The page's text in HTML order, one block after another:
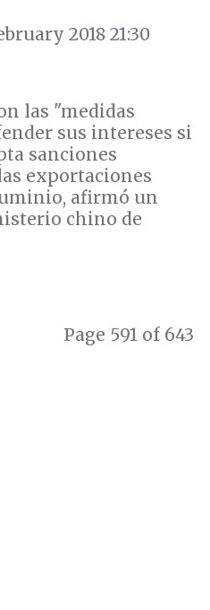
2018 21:30
las "medidas
sus intereses si
sanciones
exportaciones
afirmó un
chino de
Page 591 of 643